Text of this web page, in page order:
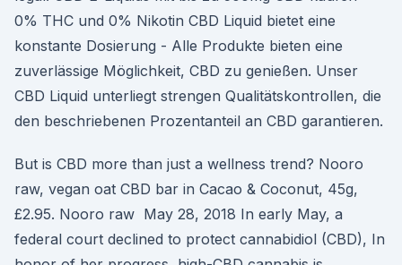
0% THC und 0% Nikotin CBD Liquid bietet eine
konstante Dosierung - Alle Produkte bieten eine
zuverlässige Möglichkeit, CBD zu genießen. Unser
CBD Liquid unterliegt strengen Qualitätskontrollen, die
den beschriebenen Prozentanteil an CBD garantieren.
But is CBD more than just a wellness trend? Nooro
raw, vegan oat CBD bar in Cacao & Coconut, 45g,
£2.95. Nooro raw May 28, 2018 In early May, a
federal court declined to protect cannabidiol (CBD), In